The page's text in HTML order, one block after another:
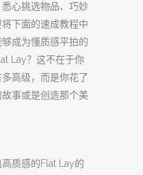
心挑选物品、巧妙
下面的速成教程中
成为懂质感平拍的
Lay？这不在于你
高级，而是你花了
事或是创造那个美
质感的Flat Lay的